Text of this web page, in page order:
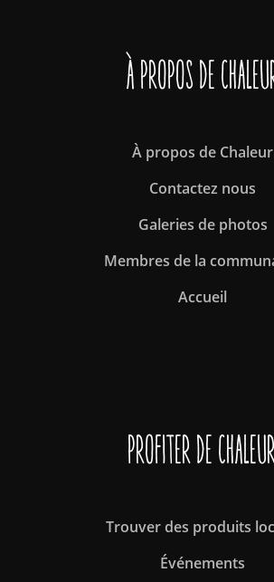
À propos de
À propos de Chaleur
Contactez nous
Galeries de photos
Membres de la
Accueil
Profiter de
Trouver des produits
Événements